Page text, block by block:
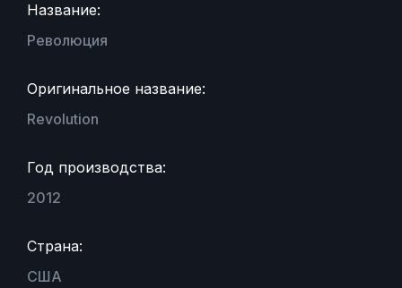
Название:
Революция
Оригинальное название:
Revolution
Год производства:
2012
Страна:
США